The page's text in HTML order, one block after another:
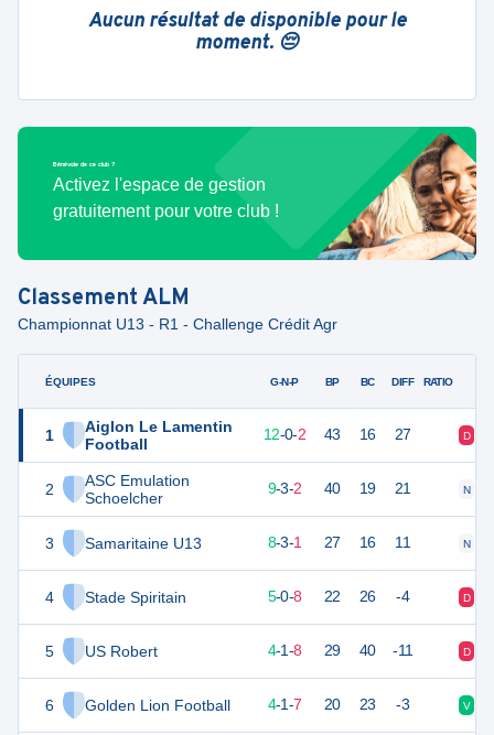
Aucun résultat de disponible pour le
moment. 😔
Bénévole de ce club ?
Activez l'espace de gestion
gratuitement pour votre club !
ClassementALM
Championnat U13 - R1 - Challenge Crédit Agr
ÉQUIPES
1
Aiglon Le Lamentin
Football
2
ASC Emulation
Schoelcher
3 Samaritaine U13
4 Stade Spiritain
5 US Robert
6 Golden Lion Football
G-N-P BP BC DIFF RATIO
50 14 12-0-2 43 16 27 D
9-3-2 40 19 21 N
39 8-3-1 27 16 11 N
5-0-8 22 26 -4 D
4-1-8 29 40 -11 D
25 12 4-1-7 20 23 -3 V